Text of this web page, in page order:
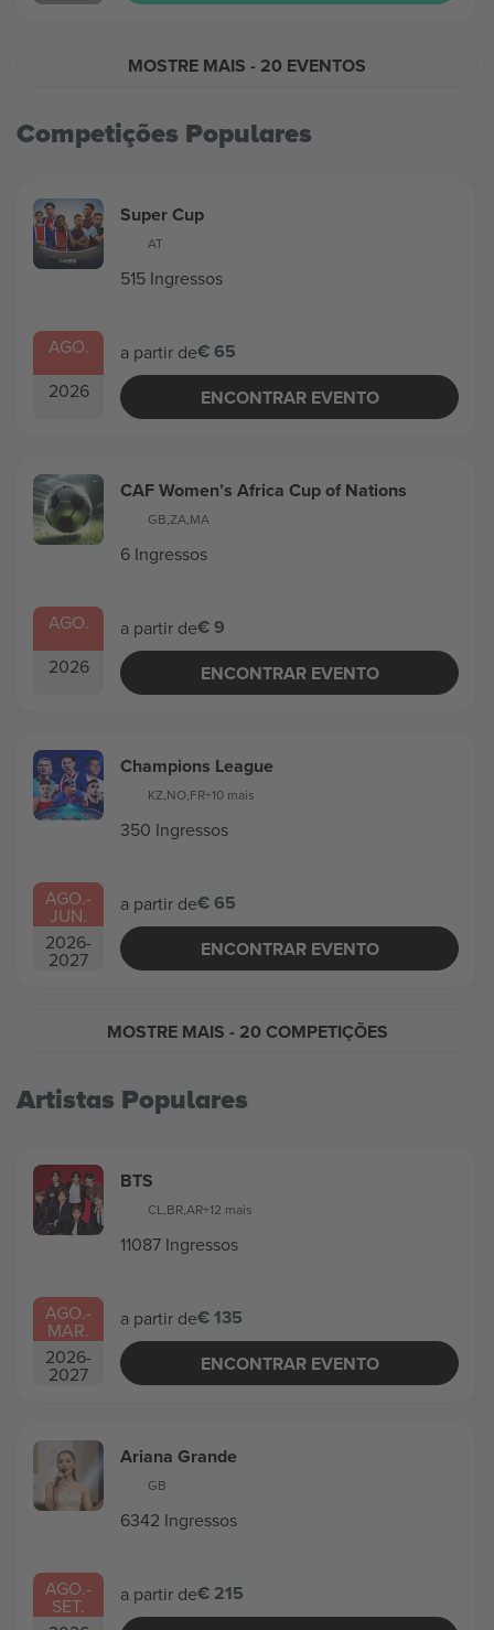
MOSTRE MAIS - 20 EVENTOS
Competições Populares
AGO.
2026
Super Cup
AT
515 Ingressos
a partir de€ 65
ENCONTRAR EVENTO
AGO.
2026
CAF Women’s Africa Cup of Nations
GB,ZA,MA
6 Ingressos
a partir de€ 9
ENCONTRAR EVENTO
AGO.-
JUN.
2026-
2027
Champions League
KZ,NO,FR+10 mais
350 Ingressos
a partir de€ 65
ENCONTRAR EVENTO
MOSTRE MAIS - 20 COMPETIÇÕES
Artistas Populares
AGO.-
MAR.
2026-
2027
BTS
CL,BR,AR+12 mais
11087 Ingressos
a partir de€ 135
ENCONTRAR EVENTO
AGO.-
SET.
Ariana Grande
GB
6342 Ingressos
a partir de€ 215